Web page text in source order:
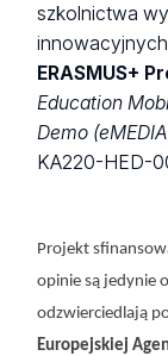
szkolnictwa
ERASMUS+
Education
Demo
KA220-HED-
Projekt
opinie są jedynie
odzwierciedlają
Europejskiej